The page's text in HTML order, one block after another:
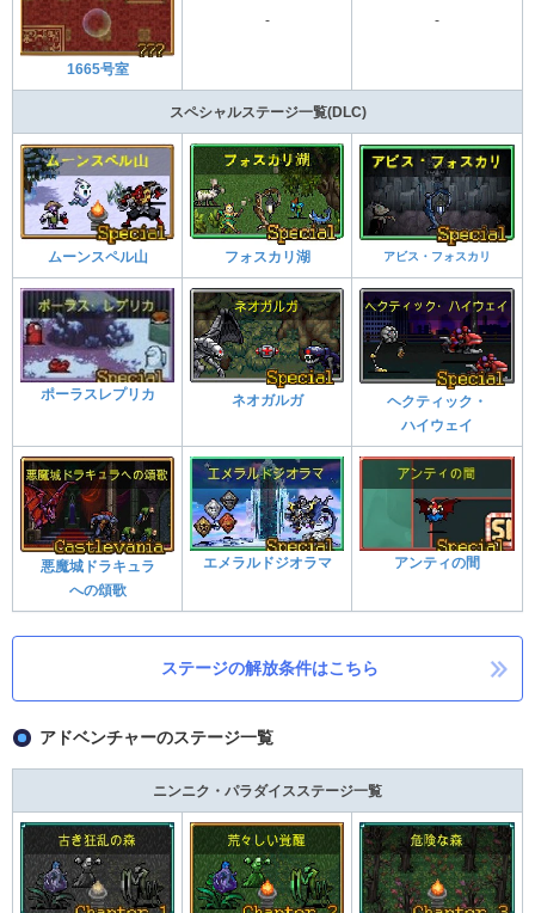
1665号室
- -
スペシャルステージ一覧(DLC)
ムーンスペル山 フォスカリ湖 アビス・フォスカリ
ポーラスレプリカ ネオガルガ
ヘクティック・
ハイウェイ
悪魔城ドラキュラ
への頌歌
エメラルドジオラマ アンティの間
ステージの解放条件はこちら
アドベンチャーのステージ一覧
ニンニク・パラダイスステージ一覧